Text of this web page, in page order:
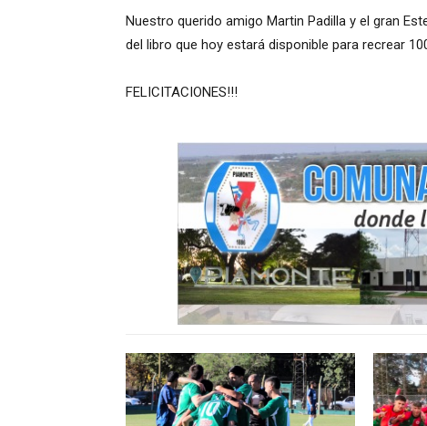
Nuestro querido amigo Martin Padilla y el gran
del libro que hoy estará disponible para recrear
FELICITACIONES!!!